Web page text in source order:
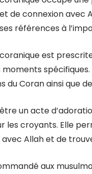
de connexion avec
références à
est
moments
du Coran ainsi que
un acte
les croyants. Elle
Allah et de
aux